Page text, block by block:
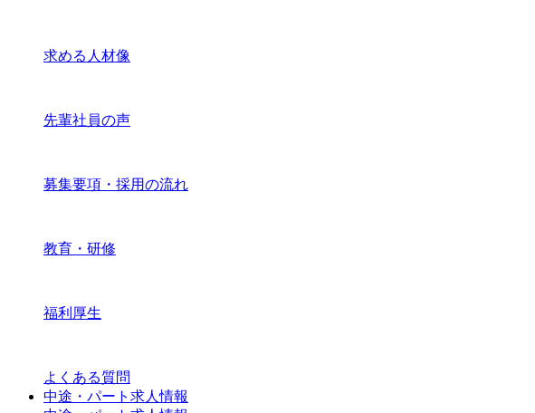
求める人材像
先輩社員の声
募集要項・採用の流れ
教育・研修
福利厚生
よくある質問
中途・パート求人情報